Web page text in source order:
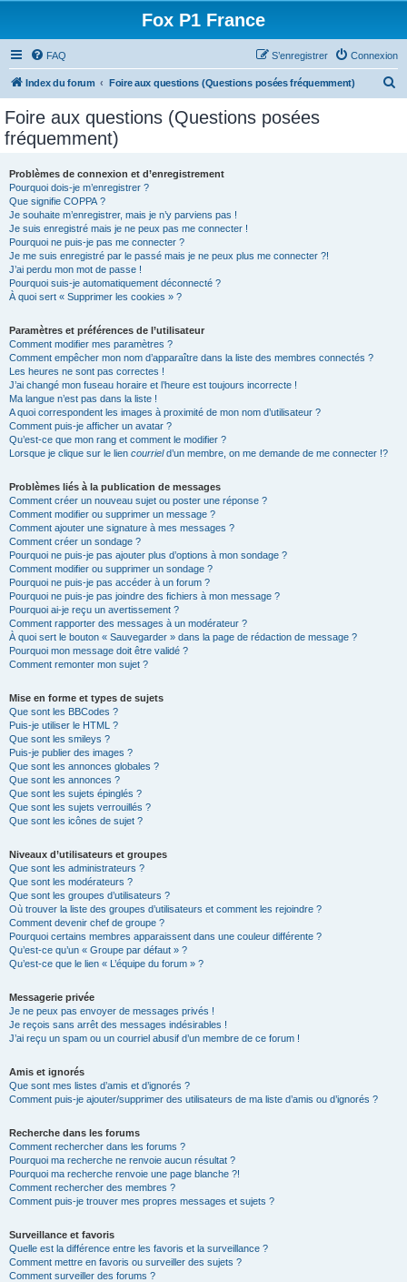
Fox P1 France
FAQ Connexion
S’enregistrer
Index du forum Foire aux questions (Questions posées fréquemment)
Foire aux questions (Questions posées
fréquemment)
Problèmes de connexion et d’enregistrement
Pourquoi dois-je m’enregistrer ?
Que signifie COPPA ?
Je souhaite m’enregistrer, mais je n’y parviens pas !
Je suis enregistré mais je ne peux pas me connecter !
Pourquoi ne puis-je pas me connecter ?
Je me suis enregistré par le passé mais je ne peux plus me connecter ?!
J’ai perdu mon mot de passe !
Pourquoi suis-je automatiquement déconnecté ?
À quoi sert « Supprimer les cookies » ?
Paramètres et préférences de l’utilisateur
Comment modifier mes paramètres ?
Comment empêcher mon nom d’apparaître dans la liste des membres connectés ?
Les heures ne sont pas correctes !
J’ai changé mon fuseau horaire et l’heure est toujours incorrecte !
Ma langue n’est pas dans la liste !
A quoi correspondent les images à proximité de mon nom d’utilisateur ?
Comment puis-je afficher un avatar ?
Qu’est-ce que mon rang et comment le modifier ?
Lorsque je clique sur le lien courrield’un membre, on me demande de me connecter !?
Problèmes liés à la publication de messages
Comment créer un nouveau sujet ou poster une réponse ?
Comment modifier ou supprimer un message ?
Comment ajouter une signature à mes messages ?
Comment créer un sondage ?
Pourquoi ne puis-je pas ajouter plus d’options à mon sondage ?
Comment modifier ou supprimer un sondage ?
Pourquoi ne puis-je pas accéder à un forum ?
Pourquoi ne puis-je pas joindre des fichiers à mon message ?
Pourquoi ai-je reçu un avertissement ?
Comment rapporter des messages à un modérateur ?
À quoi sert le bouton « Sauvegarder » dans la page de rédaction de message ?
Pourquoi mon message doit être validé ?
Comment remonter mon sujet ?
Mise en forme et types de sujets
Que sont les BBCodes ?
Puis-je utiliser le HTML ?
Que sont les smileys ?
Puis-je publier des images ?
Que sont les annonces globales ?
Que sont les annonces ?
Que sont les sujets épinglés ?
Que sont les sujets verrouillés ?
Que sont les icônes de sujet ?
Niveaux d’utilisateurs et groupes
Que sont les administrateurs ?
Que sont les modérateurs ?
Que sont les groupes d’utilisateurs ?
Où trouver la liste des groupes d’utilisateurs et comment les rejoindre ?
Comment devenir chef de groupe ?
Pourquoi certains membres apparaissent dans une couleur différente ?
Qu’est-ce qu’un « Groupe par défaut » ?
Qu’est-ce que le lien « L’équipe du forum » ?
Messagerie privée
Je ne peux pas envoyer de messages privés !
Je reçois sans arrêt des messages indésirables !
J’ai reçu un spam ou un courriel abusif d’un membre de ce forum !
Amis et ignorés
Que sont mes listes d’amis et d’ignorés ?
Comment puis-je ajouter/supprimer des utilisateurs de ma liste d’amis ou d’ignorés ?
Recherche dans les forums
Comment rechercher dans les forums ?
Pourquoi ma recherche ne renvoie aucun résultat ?
Pourquoi ma recherche renvoie une page blanche ?!
Comment rechercher des membres ?
Comment puis-je trouver mes propres messages et sujets ?
Surveillance et favoris
Quelle est la différence entre les favoris et la surveillance ?
Comment mettre en favoris ou surveiller des sujets ?
Comment surveiller des forums ?